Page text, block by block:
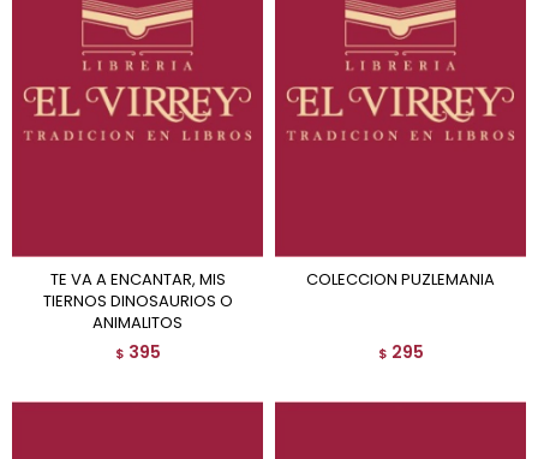
TE VA A ENCANTAR, MIS
TIERNOS DINOSAURIOS O
ANIMALITOS
$ 395
COLECCION PUZLEMANIA
$ 295